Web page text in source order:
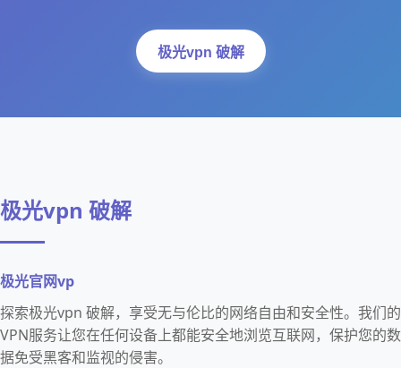
极光vpn 破解
极光vpn 破解
极光官网vp
探索极光vpn 破解，享受无与伦比的网络自由和安全性。我们的
VPN服务让您在任何设备上都能安全地浏览互联网，保护您的数
据免受黑客和监视的侵害。